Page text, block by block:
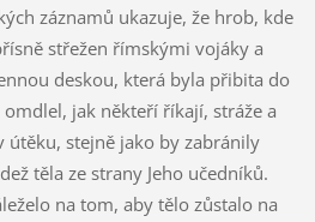
záznamů ukazuje, že hrob, kde
střežen římskými vojáky a
deskou, která byla přibita do
omdlel, jak někteří říkají, stráže a
útěku, stejně jako by zabránily
těla ze strany Jeho učedníků.
na tom, aby tělo zůstalo na